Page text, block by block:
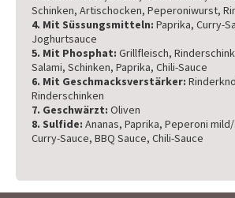
Schinken, Artischocken, Peperoniwurst,
4. Mit Süssungsmitteln: Paprika, Curry-
Joghurtsauce
5. Mit Phosphat: Grillfleisch,
Salami, Schinken, Paprika, Chili-Sauce
6. Mit Geschmacksverstärker:
Rinderschinken
7. Geschwärzt: Oliven
8. Sulfide: Ananas, Paprika, Peperoni
Curry-Sauce, BBQ Sauce, Chili-Sauce